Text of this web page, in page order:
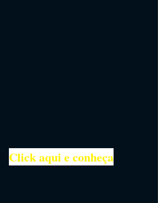
Click aqui e conheça